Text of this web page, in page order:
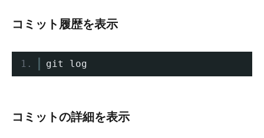
コミット履歴を表示
git log
コミットの詳細を表示